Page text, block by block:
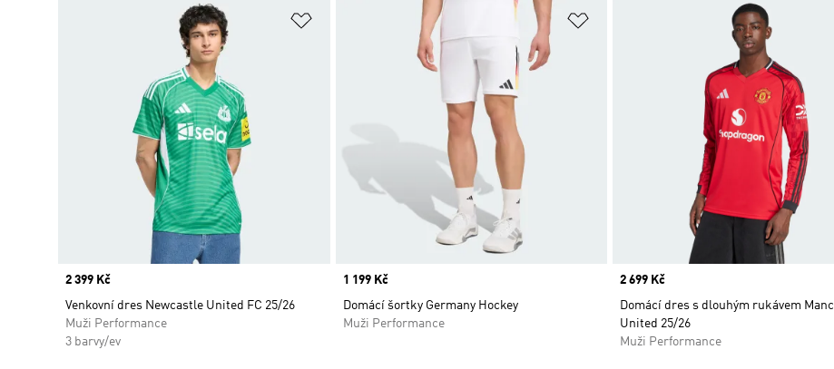
Přidat do seznamu přání
Price
2 399 Kč
Venkovní dres Newcastle United FC 25/26
Muži Performance
3 barvy/ev
Přidat do seznamu přání
Price
1 199 Kč
Domácí šortky Germany Hockey
Muži Performance
Price
2 699 Kč
Domácí dres s dlouhým rukávem
United 25/26
Muži Performance